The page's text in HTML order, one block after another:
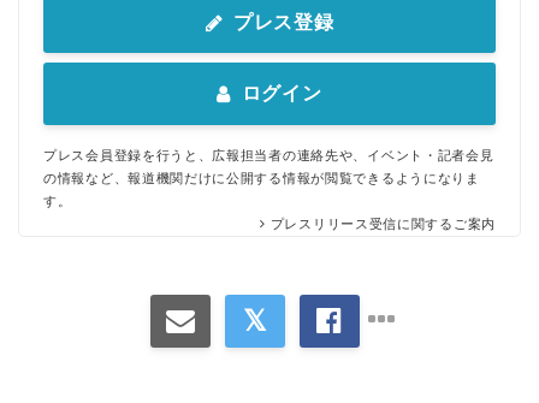
プレス登録
ログイン
プレス会員登録を行うと、広報担当者の連絡先や、イベント・記者会見
の情報など、報道機関だけに公開する情報が閲覧できるようになりま
す。
プレスリリース受信に関するご案内